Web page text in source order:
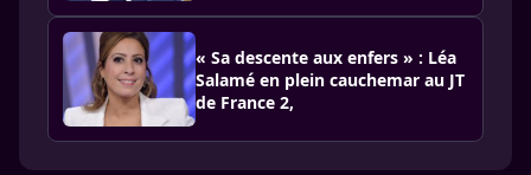
« Sa descente aux enfers » : Léa
Salamé en plein cauchemar au JT
de France 2,